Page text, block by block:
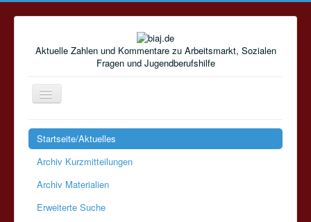
Aktuelle Zahlen und Kommentare zu Arbeitsmarkt, Sozialen
Fragen und Jugendberufshilfe
Navigation
an/aus
Startseite/Aktuelles
Archiv Kurzmitteilungen
Archiv Materialien
Erweiterte Suche